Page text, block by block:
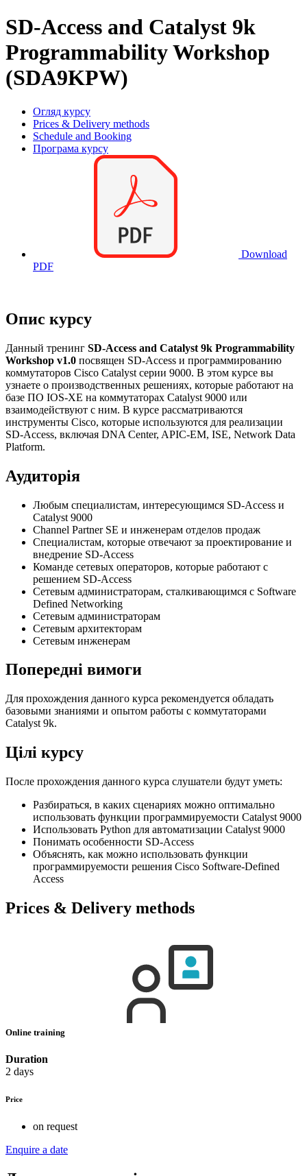
SD-Access and Catalyst 9k
Programmability Workshop
(SDA9KPW)
Огляд курсу
Prices & Delivery methods
Schedule and Booking
Програма курсу
Download
PDF
Опис курсу
Данный тренинг SD-Access and Catalyst 9k Programmability
Workshop v1.0 посвящен SD-Access и программированию
коммутаторов Cisco Catalyst серии 9000. В этом курсе вы
узнаете о производственных решениях, которые работают на
базе ПО IOS-XE на коммутаторах Catalyst 9000 или
взаимодействуют с ним. В курсе рассматриваются
инструменты Cisco, которые используются для реализации
SD-Access, включая DNA Center, APIC-EM, ISE, Network Data
Platform.
Аудиторія
Любым специалистам, интересующимся SD-Access и
Catalyst 9000
Channel Partner SE и инженерам отделов продаж
Специалистам, которые отвечают за проектирование и
внедрение SD-Access
Команде сетевых операторов, которые работают с
решением SD-Access
Сетевым администраторам, сталкивающимся с Software
Defined Networking
Сетевым администраторам
Сетевым архитекторам
Сетевым инженерам
Попередні вимоги
Для прохождения данного курса рекомендуется обладать
базовыми знаниями и опытом работы с коммутаторами
Catalyst 9k.
Цілі курсу
После прохождения данного курса слушатели будут уметь:
Разбираться, в каких сценариях можно оптимально
использовать функции программируемости Catalyst 9000
Использовать Python для автоматизации Catalyst 9000
Понимать особенности SD-Access
Объяснять, как можно использовать функции
программируемости решения Cisco Software-Defined
Access
Prices & Delivery methods
Online training
Duration
2 days
Price
on request
Enquire a date